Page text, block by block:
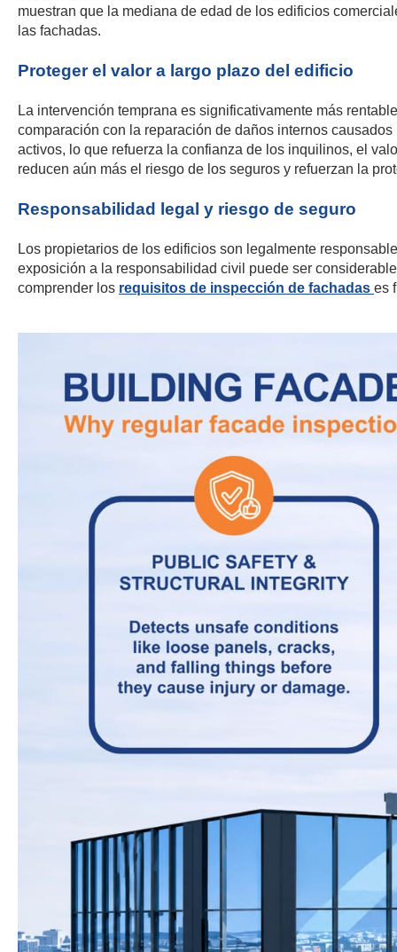
muestran que la mediana de edad de los edificios
las fachadas.
Proteger el valor a largo plazo del edificio
La intervención temprana es significativamente más
comparación con la reparación de daños internos
activos, lo que refuerza la confianza de los inquilinos, el
reducen aún más el riesgo de los seguros y refuerzan la
Responsabilidad legal y riesgo de seguro
Los propietarios de los edificios son legalmente
exposición a la responsabilidad civil puede ser
comprender los requisitos de inspección de fachadas es